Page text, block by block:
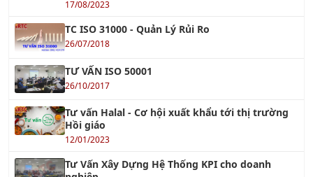
TƯ VẤN ISO 50001
26/10/2017
Tư vấn Halal - Cơ hội xuất khẩu tới thị trường
Hồi giáo
12/01/2023
Tư Vấn Xây Dựng Hệ Thống KPI cho doanh
nghiệp
29/11/2021
TƯ VẤN TÁI CẤU TRÚC DOANH NGHIỆP